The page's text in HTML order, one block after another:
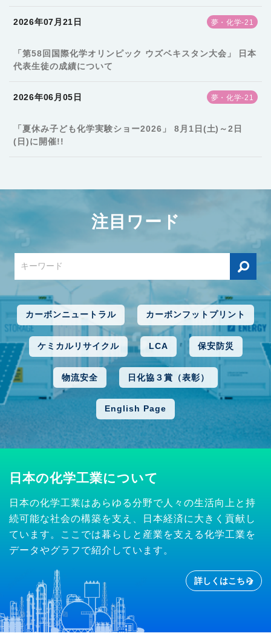
2026年07月21日 夢・化学-21
「第58回国際化学オリンピック ウズベキスタン大会」 日本
代表生徒の成績について
2026年06月05日 夢・化学-21
「夏休み子ども化学実験ショー2026」 8月1日(土)～2日
(日)に開催!!
注目ワード
カーボンニュートラル カーボンフットプリント
ケミカルリサイクル LCA 保安防災
物流安全 日化協３賞（表彰）
English Page
日本の化学工業について
日本の化学工業はあらゆる分野で人々の生活向上と持
続可能な社会の構築を支え、日本経済に大きく貢献し
ています。ここでは暮らしと産業を支える化学工業を
データやグラフで紹介しています。
詳しくはこちら